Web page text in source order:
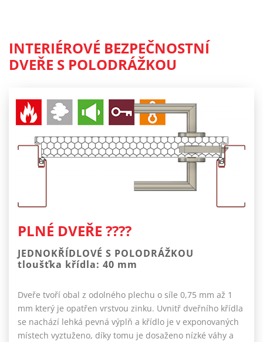
INTERIÉROVÉ BEZPEČNOSTNÍ
DVEŘE S POLODRÁŽKOU
PLNÉ DVEŘE ????
JEDNOKŘÍDLOVÉ S POLODRÁŽKOU
tloušťka křídla: 40 mm
Dveře tvoří obal z odolného plechu o síle 0,75 mm až 1
mm který je opatřen vrstvou zinku. Uvnitř dveřního křídla
se nachází lehká pevná výplň a křídlo je v exponovaných
místech vyztuženo, díky tomu je dosaženo nízké váhy a